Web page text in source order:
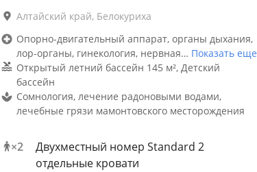
Алтайский край, Белокуриха
Опорно-двигательный аппарат, органы дыхания,
лор-органы, гинекология, нервная… Показать еще
Открытый летний бассейн 145 м², Детский
бассейн
Сомнология, лечение радоновыми водами,
лечебные грязи мамонтовского месторождения
×2
Двухместный номер Standard 2
отдельные кровати